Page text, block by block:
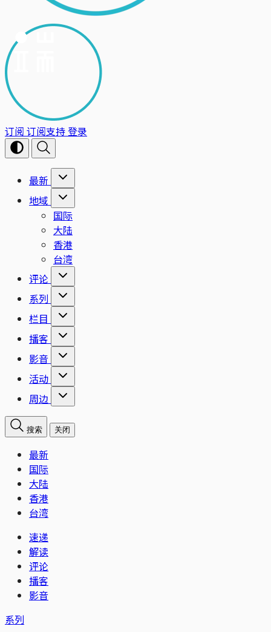
订阅 订阅支持登录
最新
地域
国际
大陆
香港
台湾
评论
系列
栏目
播客
影音
活动
周边
搜索 关闭
最新
国际
大陆
香港
台湾
速递
解读
评论
播客
影音
系列